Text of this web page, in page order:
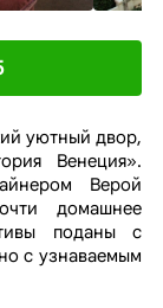
уютный двор,
Венеция».
Верой
домашнее
поданы с
с узнаваемым